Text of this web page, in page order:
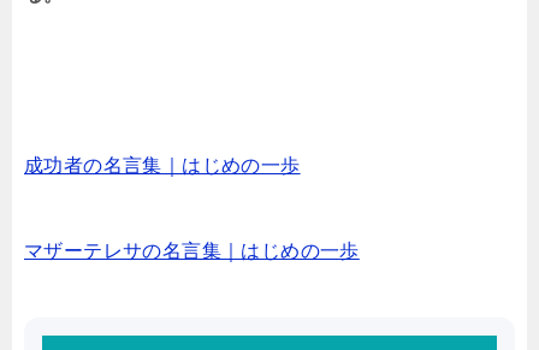
成功者の名言集｜はじめの一歩
マザーテレサの名言集｜はじめの一歩